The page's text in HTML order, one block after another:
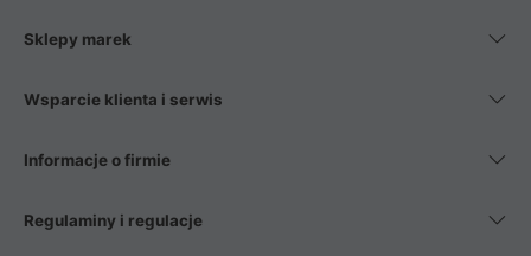
Sklepy marek
Wsparcie klienta i serwis
Informacje o firmie
Regulaminy i regulacje